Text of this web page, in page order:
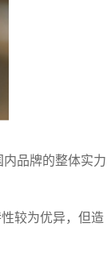
内品牌的整体实力
较为优异，但造